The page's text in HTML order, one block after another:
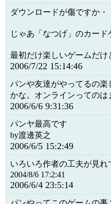
ダウンロードが傷ですか・
じゃあ「なつげ」のカー
最初だけ楽しいゲームだけ
2006/7/22 15:14:46
パンや友達がやってるの
かな。オンラインっての
2006/6/6 9:31:36
パンヤ最高です
by渡邊英之
2006/6/5 15:2:49
いろいろ作者の工夫が見れ
2004/8/6 17:2:41
2006/6/4 23:5:14